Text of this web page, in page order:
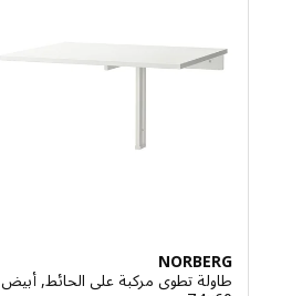
NORBERG
طاولة تطوى مركبة على الحائط, أبيض,